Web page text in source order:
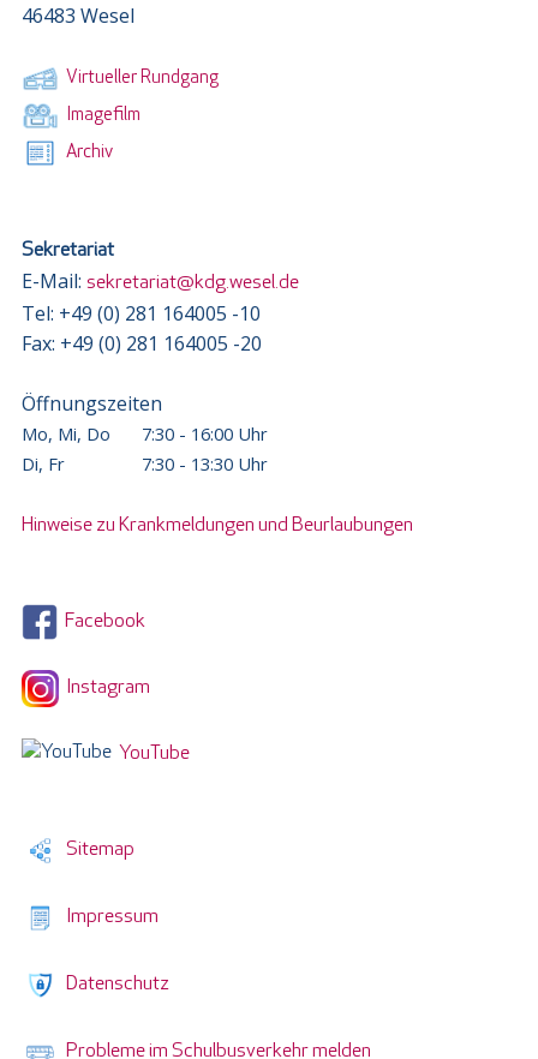
46483 Wesel
Virtueller Rundgang
Imagefilm
Archiv
Sekretariat
E-Mail: sekretariat@kdg.wesel.de
Tel: +49 (0) 281 164005 -10
Fax: +49 (0) 281 164005 -20
Öffnungszeiten
Mo, Mi, Do
7:30 - 16:00 Uhr
Di, Fr
7:30 - 13:30 Uhr
Hinweise zu Krankmeldungen und Beurlaubungen
Facebook
Instagram
YouTube
Sitemap
Impressum
Datenschutz
Probleme im Schulbusverkehr melden